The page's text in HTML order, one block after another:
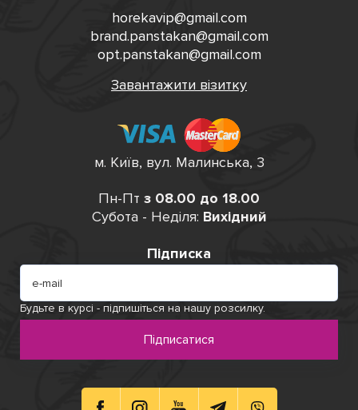
Пн-Пт з 08.00 до 18.00
Субота - Неділя: Вихідний
Підписка
Будьте в курсі - підпишіться на нашу розсилку.
Підписатися
horekavip@gmail.com
brand.panstakan@gmail.com
opt.panstakan@gmail.com
Завантажити візитку
м. Київ, вул. Малинська, 3